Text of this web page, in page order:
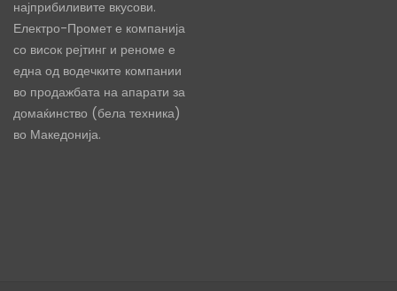
најприбиливите вкусови.
Електро-Промет е компанија
со висок рејтинг и реноме е
една од водечките компании
во продажбата на апарати за
домаќинство (бела техника)
во Македонија.